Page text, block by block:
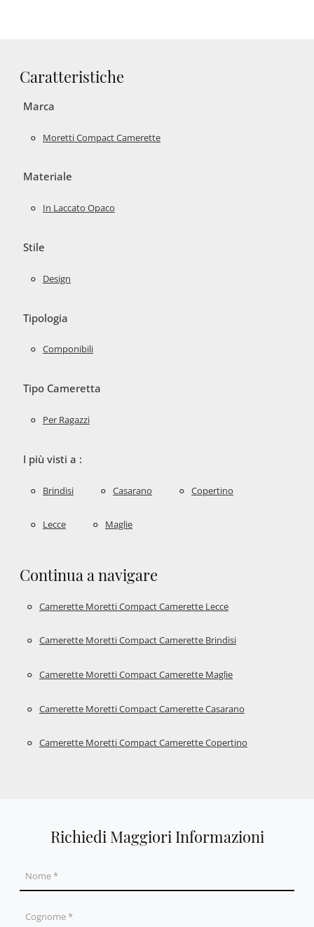
Caratteristiche
Marca
Moretti Compact Camerette
Materiale
In Laccato Opaco
Stile
Design
Tipologia
Componibili
Tipo Cameretta
Per Ragazzi
I più visti a :
Brindisi Casarano Copertino
Lecce Maglie
Continua a navigare
Camerette Moretti Compact Camerette Lecce
Camerette Moretti Compact Camerette Brindisi
Camerette Moretti Compact Camerette Maglie
Camerette Moretti Compact Camerette Casarano
Camerette Moretti Compact Camerette Copertino
Richiedi Maggiori Informazioni